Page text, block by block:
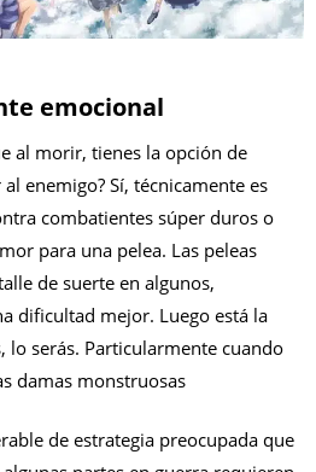
emocional
al morir, tienes la opción de
enemigo? Sí, técnicamente es
combatientes súper duros o
para una pelea. Las peleas
de suerte en algunos,
dificultad mejor. Luego está la
lo serás. Particularmente cuando
damas monstruosas
de estrategia preocupada que